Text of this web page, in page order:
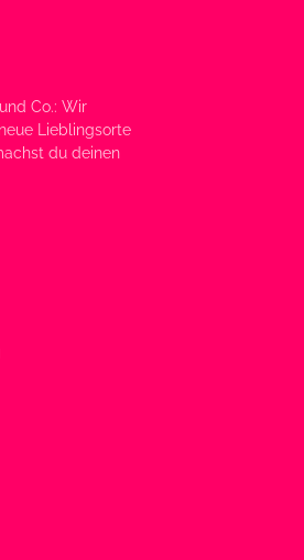
Co.: Wir
Lieblingsorte
du deinen